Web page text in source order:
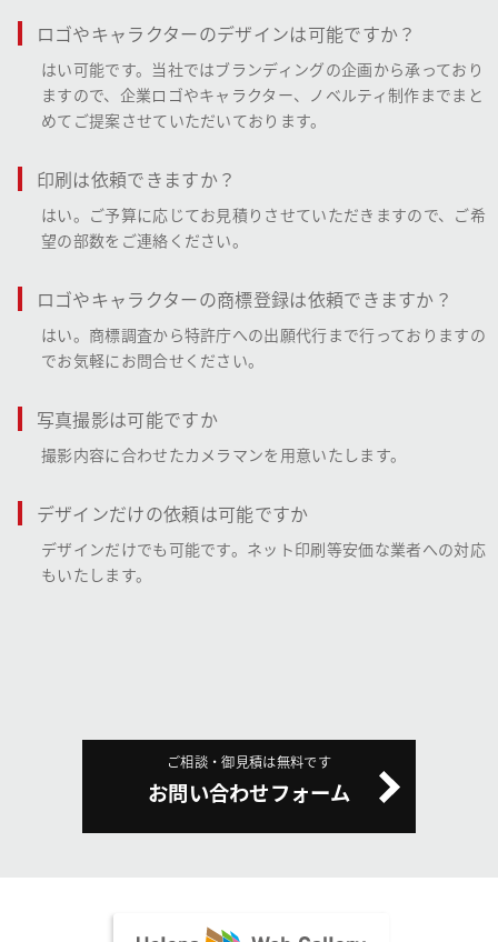
ロゴやキャラクターのデザインは可能ですか？
はい可能です。当社ではブランディングの企画から承っており
ますので、企業ロゴやキャラクター、ノベルティ制作までまと
めてご提案させていただいております。
印刷は依頼できますか？
はい。ご予算に応じてお見積りさせていただきますので、ご希
望の部数をご連絡ください。
ロゴやキャラクターの商標登録は依頼できますか？
はい。商標調査から特許庁への出願代行まで行っておりますの
でお気軽にお問合せください。
写真撮影は可能ですか
撮影内容に合わせたカメラマンを用意いたします。
デザインだけの依頼は可能ですか
デザインだけでも可能です。ネット印刷等安価な業者への対応
もいたします。
ご相談・御見積は無料です
お問い合わせフォーム